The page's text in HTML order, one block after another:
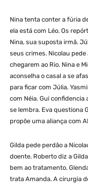
Nina tenta conter a fúria
ela está com Léo. Os
Nina, sua suposta irmã.
seus crimes. Nicolau
chegarem ao Rio. Nina e
aconselha o casal a se
para ficar com Júlia.
com Néia. Gui confidencia
se lembra. Eva questiona
propõe uma aliança com
Gilda pede perdão a
doente. Roberto diz a
bem ao tratamento.
trata Amanda. A cirurgia